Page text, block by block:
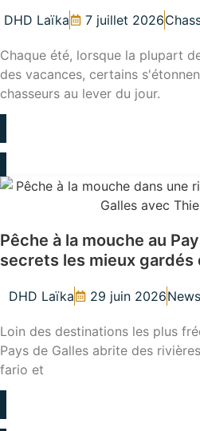
DHD Laïka 7 juillet 2026
Chaque été, lorsque la plupart
des vacances, certains
chasseurs au lever du jour.
Pêche à la mouche au
secrets les mieux gardés
DHD Laïka 29 juin 2026
Loin des destinations les plus
Pays de Galles abrite des
fario et